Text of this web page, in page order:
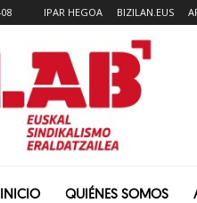
IPAR HEGOA BIZILAN.EUS
INICIO QUIÉNES SOMOS